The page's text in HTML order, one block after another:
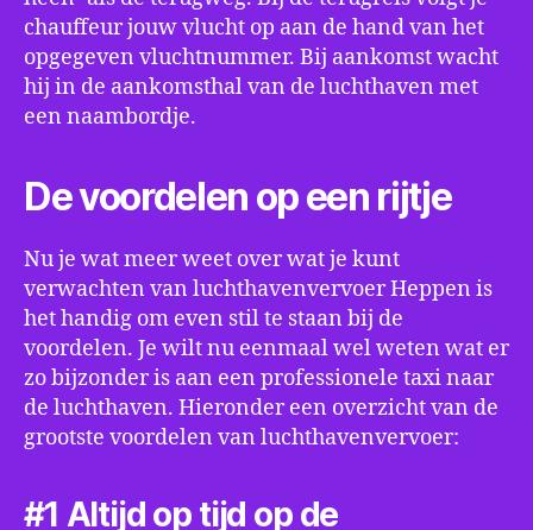
chauffeur jouw vlucht op aan de hand van het
opgegeven vluchtnummer. Bij aankomst wacht
hij in de aankomsthal van de luchthaven met
een naambordje.
De voordelen op een rijtje
Nu je wat meer weet over wat je kunt
verwachten van luchthavenvervoer Heppen is
het handig om even stil te staan bij de
voordelen. Je wilt nu eenmaal wel weten wat er
zo bijzonder is aan een professionele taxi naar
de luchthaven. Hieronder een overzicht van de
grootste voordelen van luchthavenvervoer:
#1 Altijd op tijd op de